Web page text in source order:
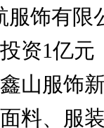
服饰有限
资1亿元
山服饰
料、服